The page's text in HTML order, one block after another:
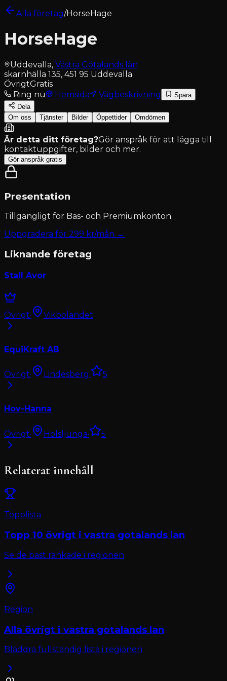
Alla företag/HorseHage
HorseHage
Uddevalla, Västra Götalands län
skarnhälla 135, 451 95 Uddevalla
ÖvrigtGratis
Ring nu
Hemsida Vägbeskrivning
Spara
Dela
Om oss
Tjänster Bilder Öppettider Omdömen
Är detta ditt företag?Gör anspråk för att lägga till
kontaktuppgifter, bilder och mer.
Gör anspråk gratis
Presentation
Tillgängligt för Bas- och Premiumkonton.
Uppgradera för 299 kr/mån →
Liknande företag
Stall Avor
Övrigt· Vikbolandet
EquiKraft AB
Övrigt· Lindesberg· 5
Hov-Hanna
Övrigt· Holsljunga· 5
Relaterat innehåll
Topplista
Topp 10 övrigt i vastra gotalands lan
Se de bäst rankade i regionen
Region
Alla övrigt i vastra gotalands lan
Bläddra fullständig lista i regionen